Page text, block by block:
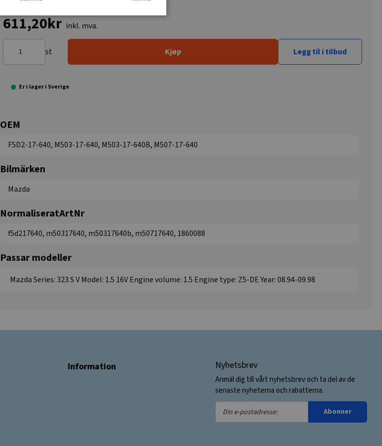
611,20kr inkl. mva.
st Kjøp Legg til i tilbud
Er i lager i Sverige
OEM
F5D2-17-640, M503-17-640, M503-17-640B, M507-17-640
Bilmärken
Mazda
NormaliseratArtNr
f5d217640, m50317640, m50317640b, m50717640, 1860088
Passar modeller
Mazda Series: 323 S V Model: 1.5 16V Engine volume: 1.5 Engine type: Z5-DE Year: 08.94-09.98
Information Nyhetsbrev
Anmäl dig till vårt nyhetsbrev och ta del av de
senaste nyheterna och rabatterna.
Din
e-
Abonner